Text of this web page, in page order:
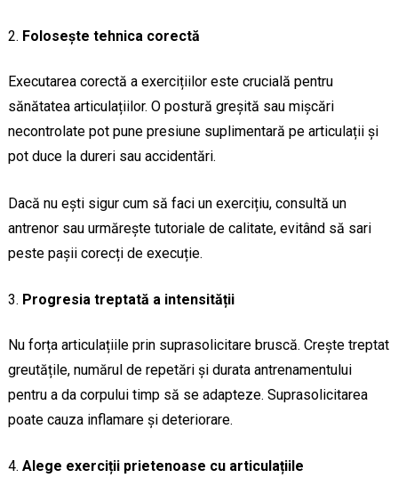
Folosește tehnica corectă
Executarea corectă a exercițiilor este crucială pentru
sănătatea articulațiilor. O postură greșită sau mișcări
necontrolate pot pune presiune suplimentară pe articulații și
pot duce la dureri sau accidentări.
Dacă nu ești sigur cum să faci un exercițiu, consultă un
antrenor sau urmărește tutoriale de calitate, evitând să sari
peste pașii corecți de execuție.
Progresia treptată a intensității
Nu forța articulațiile prin suprasolicitare bruscă. Crește treptat
greutățile, numărul de repetări și durata antrenamentului
pentru a da corpului timp să se adapteze. Suprasolicitarea
poate cauza inflamare și deteriorare.
Alege exerciții prietenoase cu articulațiile